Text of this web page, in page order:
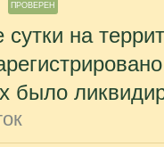
ПРОВЕРЕН
на
было